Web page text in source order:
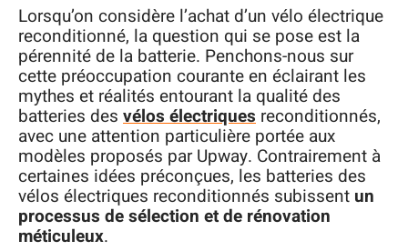
Lorsqu’on considère l’achat d’un vélo électrique
reconditionné, la question qui se pose est la
pérennité de la batterie. Penchons-nous sur
cette préoccupation courante en éclairant les
mythes et réalités entourant la qualité des
batteries des vélos électriques reconditionnés,
avec une attention particulière portée aux
modèles proposés par Upway. Contrairement à
certaines idées préconçues, les batteries des
vélos électriques reconditionnés subissent un
processus de sélection et de rénovation
méticuleux.